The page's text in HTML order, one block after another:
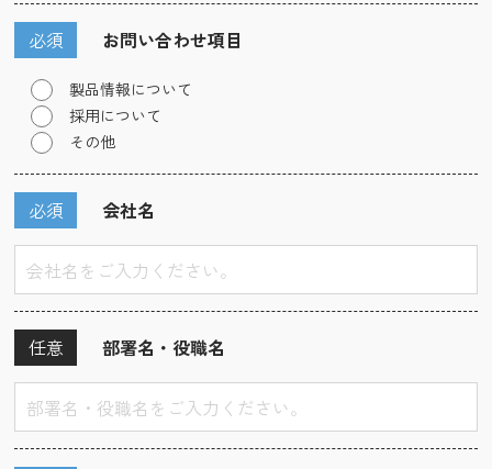
お問い合わせ項目
必須
製品情報について
採用について
その他
会社名
必須
部署名・役職名
任意